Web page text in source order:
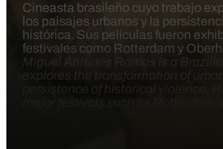
Cineasta brasileño cuyo trabajo
los paisajes urbanos y la
histórica. Sus películas fueron
festivales como Rotterdam y
Miguel Antunes Ramos is a
explores the transformation of
persistence of historical violence.